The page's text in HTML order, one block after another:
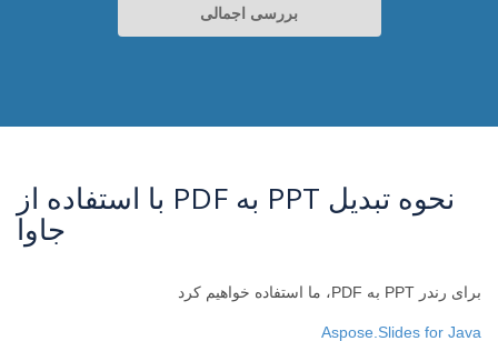
بررسی اجمالی
نحوه تبدیل PPT به PDF با استفاده از
جاوا
برای رندر PPT به PDF، ما استفاده خواهیم کرد
Aspose.Slides for Java